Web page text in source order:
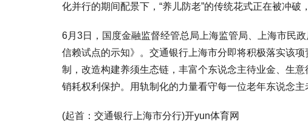
化并行的期间配景下，“养儿防老”的传统花式正在被冲
6月3日，国度金融监督经管总局上海监管局、上海市民
信赖试点的示知》。交通银行上海市分即将积极落实该
制，改造构建养须生态链，丰富个东说念主待业金、生
销耗权利保护。用轨制化的力量看守每一位老年东说念
(起首：交通银行上海市分行)开yun体育网